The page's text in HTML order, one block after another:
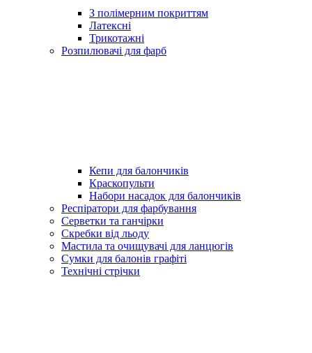
З полімерним покриттям
Латексні
Трикотажні
Розпилювачі для фарб
Кепи для балончиків
Краскопульти
Набори насадок для балончиків
Респіратори для фарбування
Серветки та ганчірки
Скребки від льоду
Мастила та очищувачі для ланцюгів
Сумки для балонів графіті
Технічні стрічки